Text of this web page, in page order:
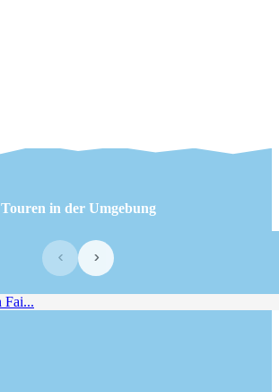
Touren in der Umgebung
‹ ›